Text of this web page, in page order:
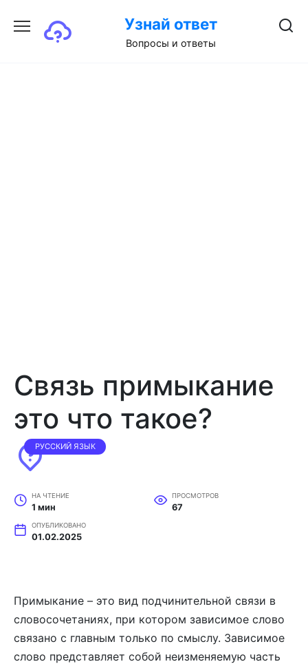
содержанию
Узнай ответ
Вопросы и ответы
Связь примыкание
это что такое?
РУССКИЙ ЯЗЫК
НА ЧТЕНИЕ
1 мин
ПРОСМОТРОВ
67
ОПУБЛИКОВАНО
01.02.2025
Примыкание – это вид подчинительной связи в
словосочетаниях, при котором зависимое слово
связано с главным только по смыслу. Зависимое
слово представляет собой неизменяемую часть